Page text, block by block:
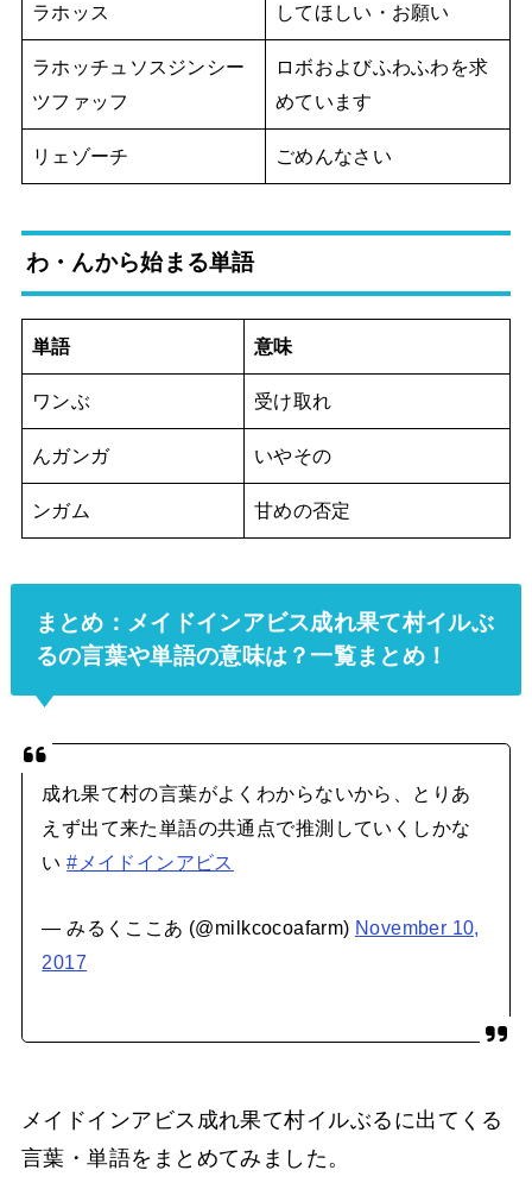
ラホッス してほしい・お願い
ラホッチュソスジンシー
ツファッフ
ロボおよびふわふわを求
めています
リェゾーチ ごめんなさい
わ・んから始まる単語
単語 意味
ワンぶ 受け取れ
んガンガ いやその
ンガム 甘めの否定
まとめ：メイドインアビス成れ果て村イルぶ
るの言葉や単語の意味は？一覧まとめ！
成れ果て村の言葉がよくわからないから、とりあ
えず出て来た単語の共通点で推測していくしかな
い#メイドインアビス
— みるくここあ (@milkcocoafarm) November 10,
2017
メイドインアビス成れ果て村イルぶるに出てくる
言葉・単語をまとめてみました。